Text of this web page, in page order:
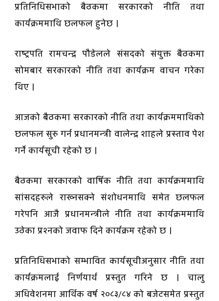
प्रतिनिधिसभाको बैठकमा सरकारको नीति तथा
कार्यक्रममाथि छलफल हुनेछ ।
राष्ट्रपति रामचन्द्र पौडेलले संसदको संयुक्त बैठकमा
सोमबार सरकारको नीति तथा कार्यक्रम वाचन गरेका
थिए ।
आजको बैठकमा सरकारको नीति तथा कार्यक्रममाथिको
छलफल सुरु गर्न प्रधानमन्त्री वालेन्द्र शाहले प्रस्ताव पेश
गर्ने कार्यसूची रहेको छ ।
बैठकमा सरकारको वार्षिक नीति तथा कार्यक्रममाथि
सांसदहरुले राख्नसक्ने संशोधनमाथि समेत छलफल
गरेपनि आजै प्रधानमन्त्रीले नीति तथा कार्यक्रममाथि
उठेका प्रश्नको जवाफ दिने कार्यक्रम रहेको छ ।
प्रतिनिधिसभाको सम्भावित कार्यसूचीअनुसार नीति तथा
कार्यक्रमलाई निर्णयार्थ प्रस्तुत गरिने छ । चालु
अधिवेशनमा आर्थिक वर्ष २०८३/८४ को बजेटसमेत प्रस्तुत